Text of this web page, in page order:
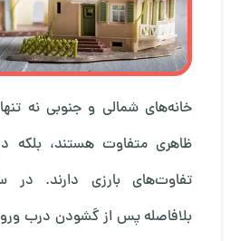
خانه‌های شمالی و جنوبی نه‌
ظاهری متفاوت هستند، بلکه
تفاوت‌های بارزی دارند. در
بلافاصله پس از گشودن درب